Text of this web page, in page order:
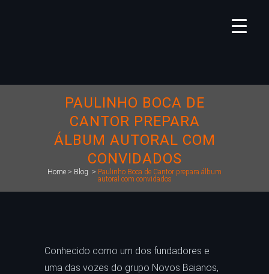
PAULINHO BOCA DE
CANTOR PREPARA
ÁLBUM AUTORAL COM
CONVIDADOS
Home > Blog > Paulinho Boca de Cantor prepara álbum
autoral com convidados
Conhecido como um dos fundadores e
uma das vozes do grupo Novos Baianos,